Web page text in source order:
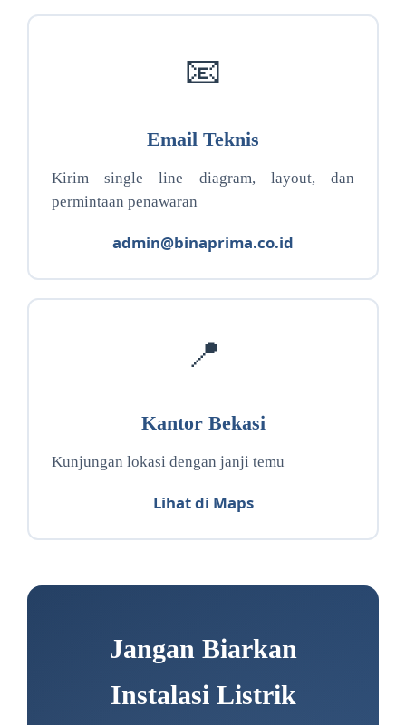
📧
Email Teknis
Kirim single line diagram, layout, dan
permintaan penawaran
admin@binaprima.co.id
📍
Kantor Bekasi
Kunjungan lokasi dengan janji temu
Lihat di Maps
Jangan Biarkan
Instalasi Listrik